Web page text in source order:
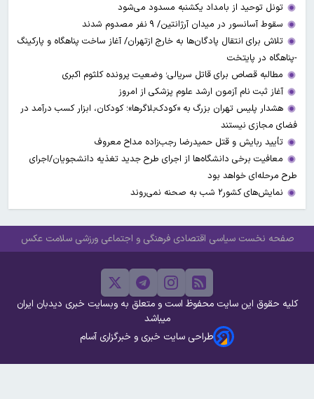
تونل توحید از بامداد یکشنبه مسدود می‌شود
سقوط آسانسور در میدان آرژانتین/ ۹ نفر مصدوم شدند
تلاش برای انتقال پادگان‌ها به خارج ازتهران/ آغاز ساخت پناهگاه و پارکینگ
-پناهگاه در پایتخت
مطالبه قصاص برای قاتل سریالی؛ وضعیت پرونده کلثوم اکبری
آغاز ثبت نام آزمون ارشد علوم پزشکی از امروز
هشدار پلیس تهران بزرگ به «کودک‌بلاگرها»؛ کودکان، ابزار کسب درآمد در
فضای مجازی نیستند
تأیید ربایش و قتل حمیدرضا رجب‌زاده مداح معروف
معافیت برخی دانشگاه‌ها از اجرای طرح جدید تغذیه دانشجویان/اجرای
طرح مرحله‌ای خواهد بود
نمایش‌های کشور٢ شب به صحنه نمی‌روند
صفحه نخست سیاسی اقتصادی فرهنگی و اجتماعی ورزشی سلامت عکس
کلیه حقوق این سایت محفوظ است و متعلق به وبسایت خبری دیدبان ایران
میباشد
طراحی سایت خبری و خبرگزاری آسام